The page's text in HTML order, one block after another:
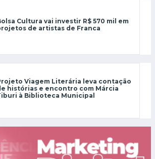
Cultura vai investir R$ 570 mil em
de artistas de Franca
Viagem Literária leva contação
histórias e encontro com Márcia
à Biblioteca Municipal